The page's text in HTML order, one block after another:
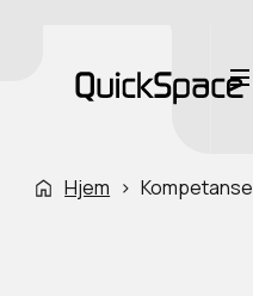
Hjem › Kompetanse